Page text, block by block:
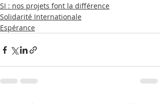
SI : nos projets font la différence
Solidarité Internationale
Espérance